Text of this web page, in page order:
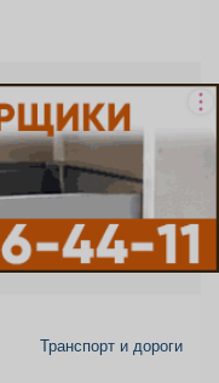
Транспорт и дороги